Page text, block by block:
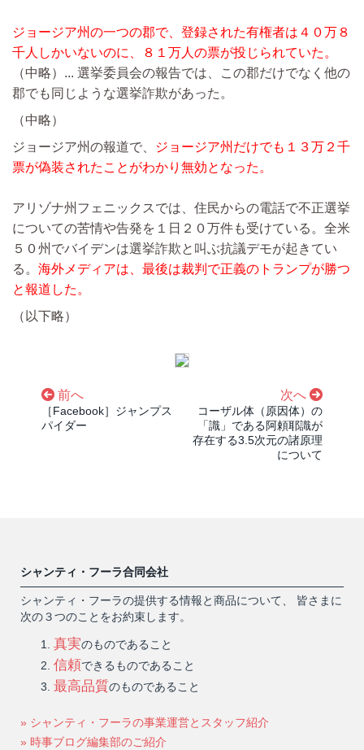
ジョージア州の一つの郡で、登録された有権者は４０万８
千人しかいないのに、８１万人の票が投じられていた。
（中略）... 選挙委員会の報告では、この郡だけでなく他の
郡でも同じような選挙詐欺があった。
（中略）
ジョージア州の報道で、
ジョージア州だけでも１３万２千
票が偽装されたことがわかり無効となった。
アリゾナ州フェニックスでは、住民からの電話で不正選挙
についての苦情や告発を１日２０万件も受けている。全米
５０州でバイデンは選挙詐欺と叫ぶ抗議デモが起きてい
る。 海外メディアは、最後は裁判で正義のトランプが勝つ
と報道した。
（以下略）
前へ
［Facebook］ジャンプス
パイダー
次へ
コーザル体（原因体）の
「識」である阿頼耶識が
存在する3.5次元の諸原理
について
シャンティ・フーラ合同会社
シャンティ・フーラの提供する情報と商品について、 皆さまに
次の３つのことをお約束します。
真実のものであること
信頼できるものであること
最高品質のものであること
» シャンティ・フーラの事業運営とスタッフ紹介
» 時事ブログ編集部のご紹介